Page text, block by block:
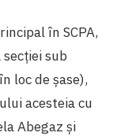
în SCPA,
sub
loc de șase),
acesteia cu
Abegaz și